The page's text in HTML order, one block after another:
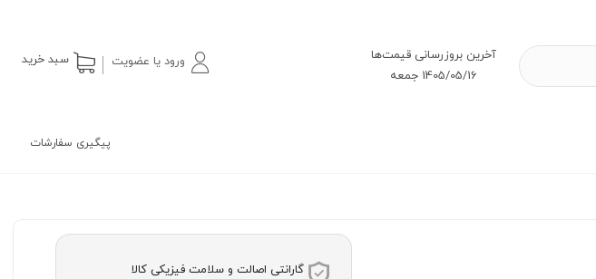
آخرین بروز‌رسانی قیمت‌ها
1405/05/16 جمعه
ورود یا عضویت سبد خرید
پیگیری سفارشات
گارانتی اصالت و سلامت فیزیکی کالا